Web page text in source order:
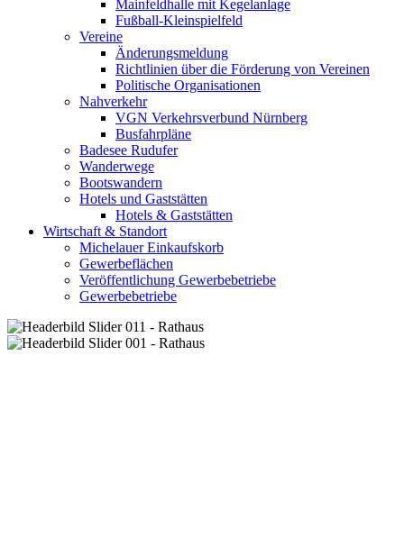
Mainfeldhalle mit Kegelanlage
Fußball-Kleinspielfeld
Vereine
Änderungsmeldung
Richtlinien über die Förderung von Vereinen
Politische Organisationen
Nahverkehr
VGN Verkehrsverbund Nürnberg
Busfahrpläne
Badesee Rudufer
Wanderwege
Bootswandern
Hotels und Gaststätten
Hotels & Gaststätten
Wirtschaft & Standort
Michelauer Einkaufskorb
Gewerbeflächen
Veröffentlichung Gewerbebetriebe
Gewerbebetriebe